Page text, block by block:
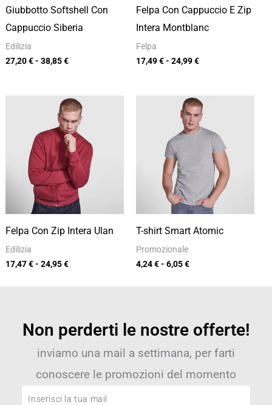
Giubbotto Softshell Con
Cappuccio Siberia
Edilizia
27,20€- 38,85€
Felpa Con Cappuccio E Zip
Intera Montblanc
Felpa
17,49€- 24,99€
Felpa Con Zip Intera Ulan
Edilizia
17,47€- 24,95€
Fascia
di
prezzo:
da
17,47 €
a
24,95 €
T-shirt Smart Atomic
Promozionale
4,24€- 6,05€
Fascia
di
prezzo:
da
4,24 €
Non perderti le nostre offerte!
inviamo una mail a settimana, per farti
conoscere le promozioni del momento
Inserisci